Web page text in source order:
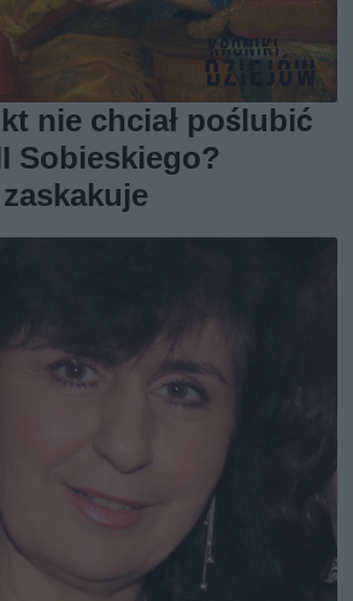
nie chciał poślubić
Sobieskiego?